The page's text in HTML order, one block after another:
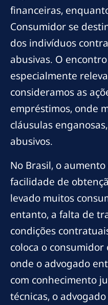
financeiras,
Consumidor se
dos indivíduos
abusivas. O
especialmente
consideramos as
empréstimos, onde
cláusulas
abusivos.
No Brasil, o
facilidade de
levado muitos
entanto, a falta de
condições
coloca o
onde o advogado
com conhecimento
técnicas, o